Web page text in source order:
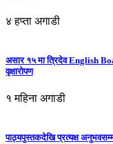
४ हप्ता अगाडी
असार १५ मा त्रिदेव English
वृक्षारोपण
१ महिना अगाडी
पाठ्यपुस्तकदेखि प्रत्यक्ष